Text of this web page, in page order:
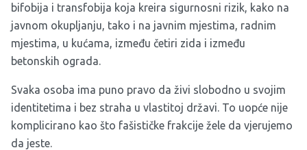
bifobija i transfobija koja kreira sigurnosni rizik, kako na
javnom okupljanju, tako i na javnim mjestima, radnim
mjestima, u kućama, između četiri zida i između
betonskih ograda.
Svaka osoba ima puno pravo da živi slobodno u svojim
identitetima i bez straha u vlastitoj državi. To uopće nije
komplicirano kao što fašističke frakcije žele da vjerujemo
da jeste.